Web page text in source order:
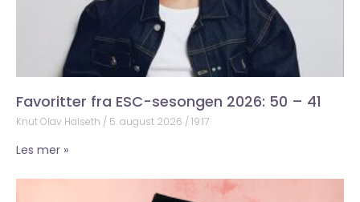
Favoritter fra ESC-sesongen 2026: 50 – 41
Knut Olav Halseth 5. august 2026 19:17
Les mer »